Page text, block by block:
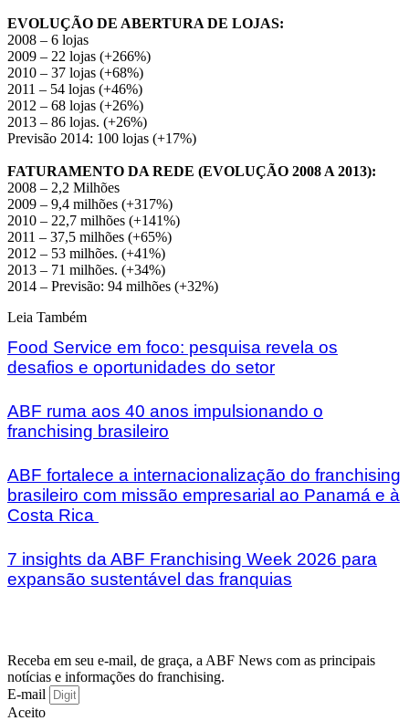
EVOLUÇÃO DE ABERTURA DE LOJAS:
2008 – 6 lojas
2009 – 22 lojas (+266%)
2010 – 37 lojas (+68%)
2011 – 54 lojas (+46%)
2012 – 68 lojas (+26%)
2013 – 86 lojas. (+26%)
Previsão 2014: 100 lojas (+17%)
FATURAMENTO DA REDE (EVOLUÇÃO 2008 A 2013):
2008 – 2,2 Milhões
2009 – 9,4 milhões (+317%)
2010 – 22,7 milhões (+141%)
2011 – 37,5 milhões (+65%)
2012 – 53 milhões. (+41%)
2013 – 71 milhões. (+34%)
2014 – Previsão: 94 milhões (+32%)
Leia Também
Food Service em foco: pesquisa revela os
desafios e oportunidades do setor
ABF ruma aos 40 anos impulsionando o
franchising brasileiro
ABF fortalece a internacionalização do franchising
brasileiro com missão empresarial ao Panamá e à
Costa Rica
7 insights da ABF Franchising Week 2026 para
expansão sustentável das franquias
Receba em seu e-mail, de graça, a ABF News com as principais
notícias e informações do franchising.
E-mail
Aceito